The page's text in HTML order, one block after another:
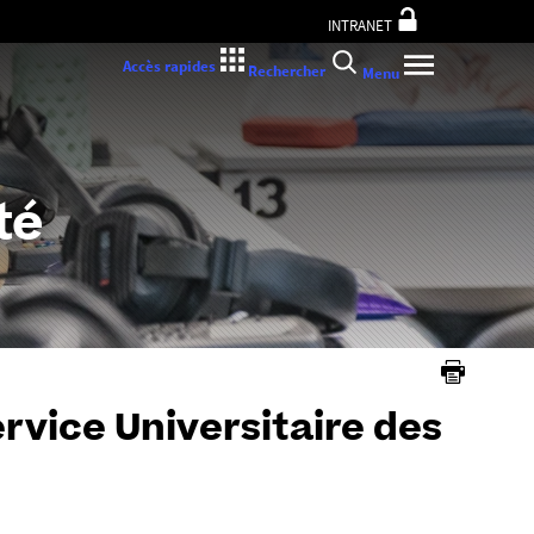
INTRANET
Accès rapides Rechercher Menu
Universitaire des